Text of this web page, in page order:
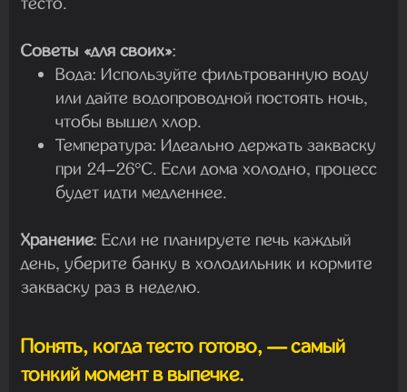
Советы «для своих»:
Вода: Используйте фильтрованную воду
или дайте водопроводной постоять ночь,
чтобы вышел хлор.
Температура: Идеально держать закваску
при 24–26°C. Если дома холодно, процесс
будет идти медленнее.
Хранение: Если не планируете печь каждый
день, уберите банку в холодильник и кормите
закваску раз в неделю.
Понять, когда тесто готово, — самый
тонкий момент в выпечке.